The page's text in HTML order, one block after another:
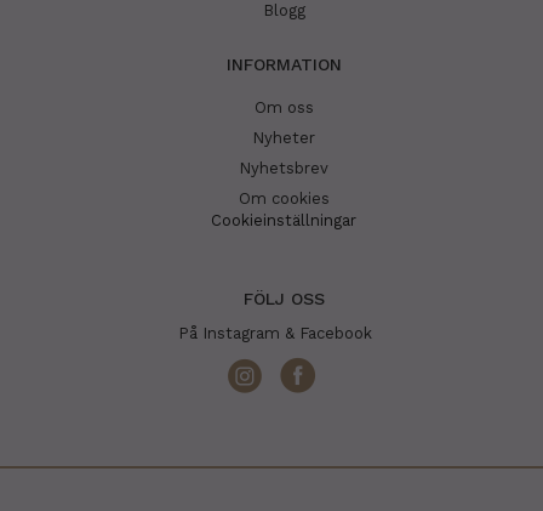
Blogg
INFORMATION
Om oss
Nyheter
Nyhetsbrev
Om cookies
Cookieinställningar
FÖLJ OSS
På Instagram & Facebook